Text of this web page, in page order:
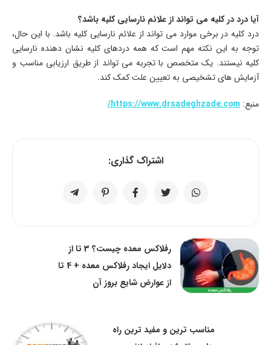
آیا درد در کلیه می تواند از علائم نارسایی کلیه باشد؟
درد کلیه در برخی موارد می تواند از علائم نارسایی کلیه باشد. با این حال،
توجه به این نکته مهم است که همه دردهای کلیه نشان دهنده نارسایی
کلیه نیستند. یک متخصص با تجربه می تواند از طریق ارزیابی مناسب و
آزمایش های تشخیصی به تعیین علت کمک کند.
منبع: https://www.drsadeghzade.com/
اشتراک گذاری:
رفلاکس معده چیست؟ 3 تا از
دلایل ایجاد رفلاکس معده + 4 تا
از عوارض شایع بروز آن
مناسب ترین و مفید ترین راه